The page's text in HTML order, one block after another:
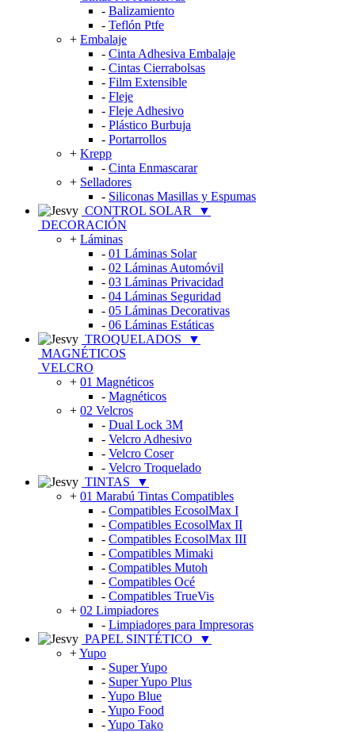
- Balizamiento
- Teflón Ptfe
+ Embalaje
- Cinta Adhesiva Embalaje
- Cintas Cierrabolsas
- Film Extensible
- Fleje
- Fleje Adhesivo
- Plástico Burbuja
- Portarrollos
+ Krepp
- Cinta Enmascarar
+ Selladores
- Siliconas Masillas y Espumas
CONTROL SOLAR
▼
DECORACIÓN
+ Láminas
- 01 Láminas Solar
- 02 Láminas Automóvil
- 03 Láminas Privacidad
- 04 Láminas Seguridad
- 05 Láminas Decorativas
- 06 Láminas Estáticas
TROQUELADOS
▼
MAGNÉTICOS
VELCRO
+ 01 Magnéticos
- Magnéticos
+ 02 Velcros
- Dual Lock 3M
- Velcro Adhesivo
- Velcro Coser
- Velcro Troquelado
TINTAS
▼
+ 01 Marabú Tintas Compatibles
- Compatibles EcosolMax I
- Compatibles EcosolMax II
- Compatibles EcosolMax III
- Compatibles Mimaki
- Compatibles Mutoh
- Compatibles Océ
- Compatibles TrueVis
+ 02 Limpiadores
- Limpiadores para Impresoras
PAPEL SINTÉTICO
▼
+Yupo
- Super Yupo
- Super Yupo Plus
-Yupo Blue
-Yupo Food
-Yupo Tako